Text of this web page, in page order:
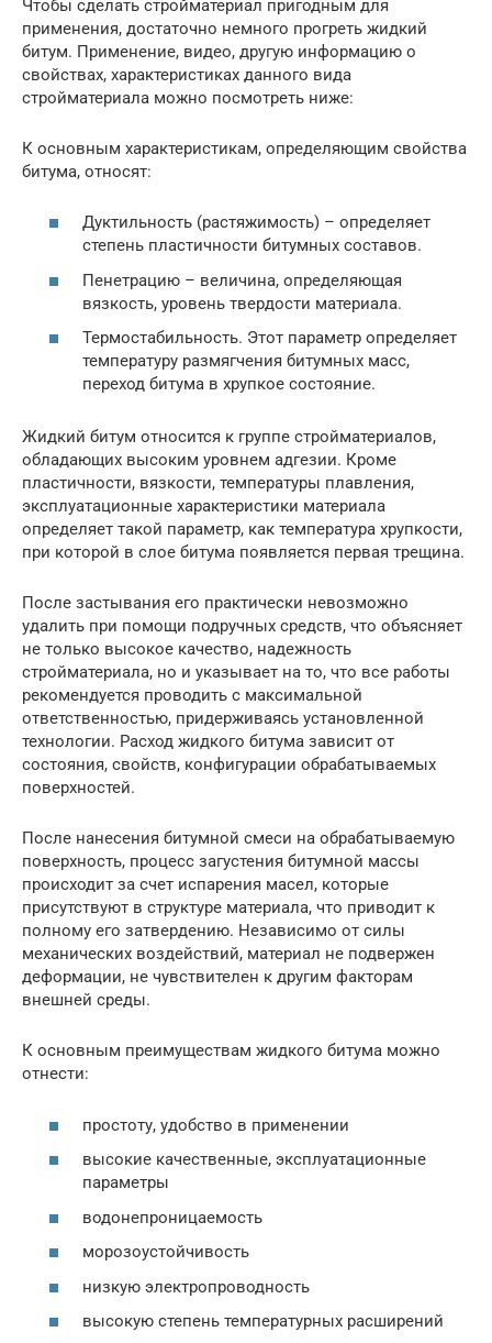
Чтобы сделать стройматериал пригодным для
применения, достаточно немного прогреть жидкий
битум. Применение, видео, другую информацию о
свойствах, характеристиках данного вида
стройматериала можно посмотреть ниже:
К основным характеристикам, определяющим свойства
битума, относят:
Дуктильность (растяжимость) – определяет
степень пластичности битумных составов.
Пенетрацию – величина, определяющая
вязкость, уровень твердости материала.
Термостабильность. Этот параметр определяет
температуру размягчения битумных масс,
переход битума в хрупкое состояние.
Жидкий битум относится к группе стройматериалов,
обладающих высоким уровнем адгезии. Кроме
пластичности, вязкости, температуры плавления,
эксплуатационные характеристики материала
определяет такой параметр, как температура хрупкости,
при которой в слое битума появляется первая трещина.
После застывания его практически невозможно
удалить при помощи подручных средств, что объясняет
не только высокое качество, надежность
стройматериала, но и указывает на то, что все работы
рекомендуется проводить с максимальной
ответственностью, придерживаясь установленной
технологии. Расход жидкого битума зависит от
состояния, свойств, конфигурации обрабатываемых
поверхностей.
После нанесения битумной смеси на обрабатываемую
поверхность, процесс загустения битумной массы
происходит за счет испарения масел, которые
присутствуют в структуре материала, что приводит к
полному его затвердению. Независимо от силы
механических воздействий, материал не подвержен
деформации, не чувствителен к другим факторам
внешней среды.
К основным преимуществам жидкого битума можно
отнести:
простоту, удобство в применении
высокие качественные, эксплуатационные
параметры
водонепроницаемость
морозоустойчивость
низкую электропроводность
высокую степень температурных расширений